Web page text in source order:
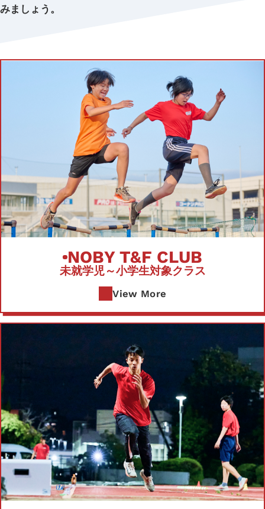
みましょう。
NOBY T&F CLUB
未就学児～小学生対象クラス
View More